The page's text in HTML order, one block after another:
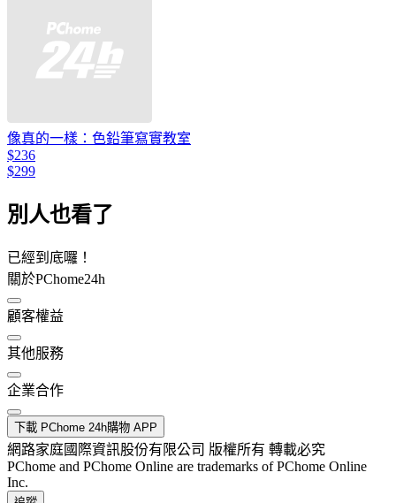
像真的一樣：色鉛筆寫實教室
$236
$299
別人也看了
已經到底囉！
關於PChome24h
顧客權益
其他服務
企業合作
下載 PChome 24h購物 APP
網路家庭國際資訊股份有限公司 版權所有 轉載必究
PChome and PChome Online are trademarks of PChome Online
Inc.